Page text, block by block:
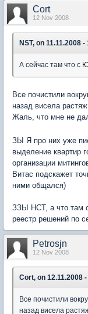
Cort
12 Nov 2008
NST, on 11.11.2008 -
А сейчас там что с
Все почистили
назад висела
Жаль, что мне не
ЗЫ Я про них уже
выделение квартир
организации
Витас подскажет
ними общался)
ЗЗЫ НСТ, а что там с
реестр решений по
Petrosjn
12 Nov 2008
Cort, on 12.11.2008
Все почистили
назад висела